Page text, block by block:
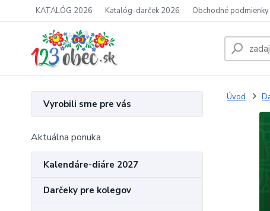
KATALÓG 2026 Katalóg-darček 2026 Obchodné podmienky
Vyrobili sme pre vás
Aktuálna ponuka
Kalendáre-diáre 2027
Darčeky pre kolegov
Úvod